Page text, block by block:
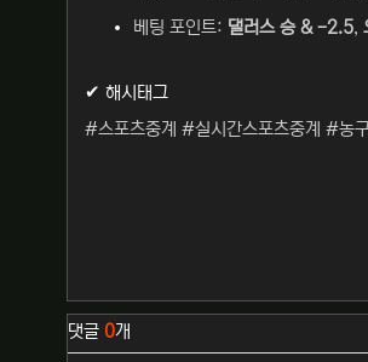
베팅 포인트: 댈러스 승 & -2.5,
✔ 해시태그
#스포츠중계 #실시간스포츠중계 #농
관련자료
댓글 0개